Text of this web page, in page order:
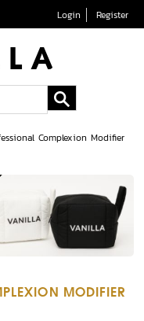
Login Register
Complexion Modifier
MODIFIER